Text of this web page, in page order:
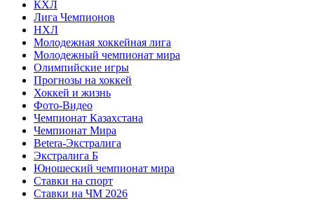
КХЛ
Лига Чемпионов
НХЛ
Молодежная хоккейная лига
Молодежный чемпионат мира
Олимпийские игры
Прогнозы на хоккей
Хоккей и жизнь
Фото-Видео
Чемпионат Казахстана
Чемпионат Мира
Betera-Экстралига
Экстралига Б
Юношеский чемпионат мира
Ставки на спорт
Ставки на ЧМ 2026